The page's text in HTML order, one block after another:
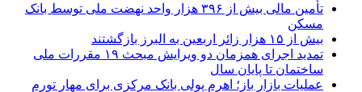
تأمین مالی بیش از ۳۹۶ هزار واحد نهضت ملی توسط بانک
مسکن
بیش از ۱۵ هزار زائر اربعین به البرز بازگشتند
تمدید اجرای همزمان دو ویرایش مبحث ۱۹ مقررات ملی
ساختمان تا پایان سال
عملیات بازار باز؛ اهرم پولی بانک مرکزی برای مهار تورم